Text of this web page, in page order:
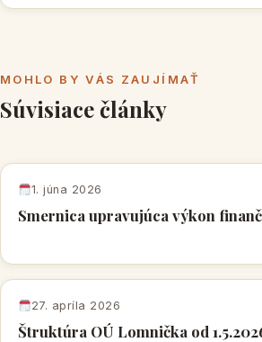
MOHLO BY VÁS ZAUJÍMAŤ
Súvisiace články
1. júna 2026
Smernica upravujúca výkon
27. apríla 2026
Štruktúra OÚ Lomnička od